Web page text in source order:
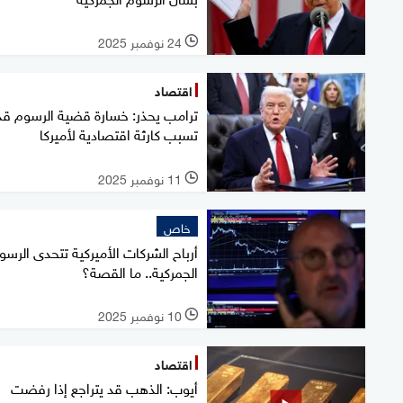
l 24 نوفمبر 2025
اقتصاد
ترامب يحذر: خسارة قضية الرسوم
تسبب كارثة اقتصادية لأميركا
l 11 نوفمبر 2025
خاص
أرباح الشركات الأميركية تتحدى
الجمركية.. ما القصة؟
l 10 نوفمبر 2025
اقتصاد
أيوب: الذهب قد يتراجع إذا رفضت